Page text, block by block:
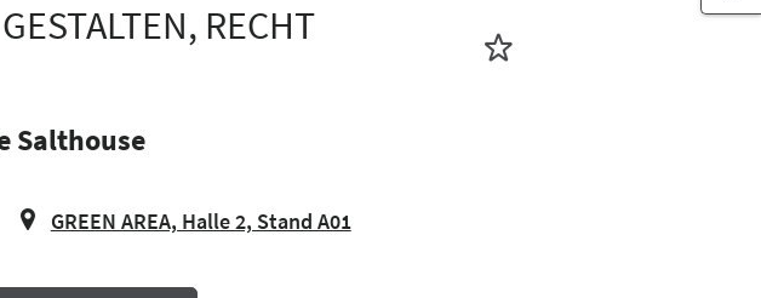
RECHT
Salthouse
GREEN AREA, Halle 2, Stand A01